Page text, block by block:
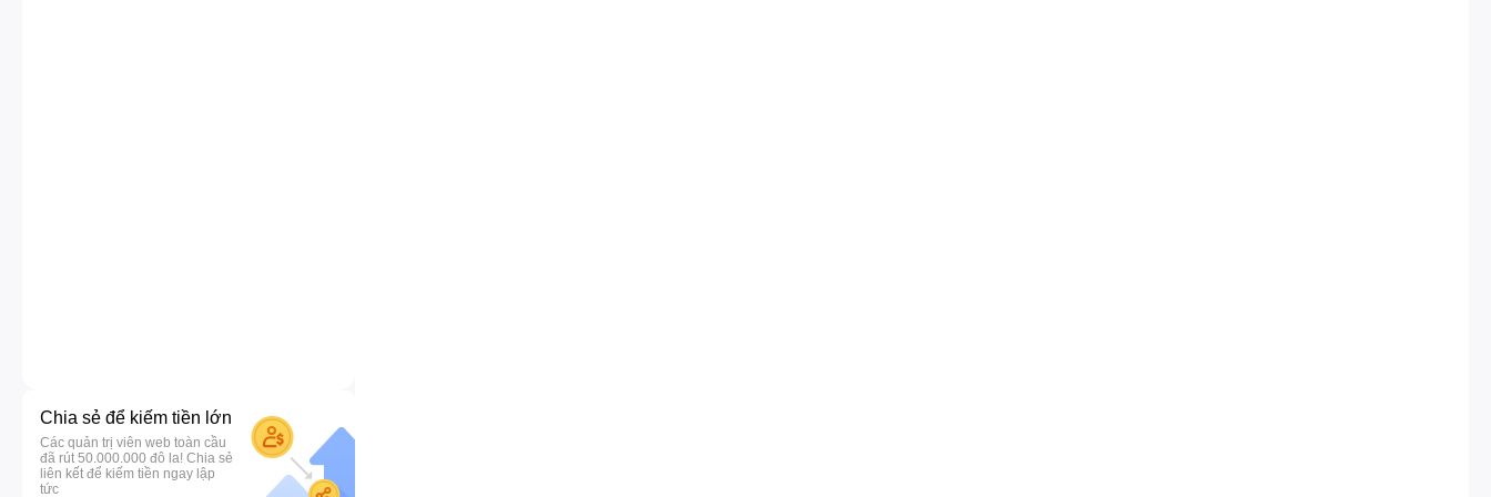
Chia sẻ để kiếm tiền lớn
Các quản trị viên web toàn cầu
đã rút 50.000.000 đô la! Chia sẻ
liên kết để kiếm tiền ngay lập
tức